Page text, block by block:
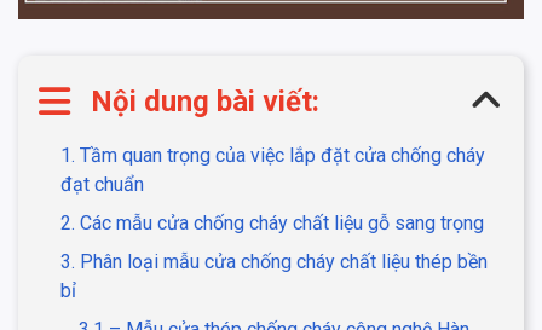
Nội dung bài viết:
1. Tầm quan trọng của việc lắp đặt cửa chống cháy
đạt chuẩn
2. Các mẫu cửa chống cháy chất liệu gỗ sang trọng
3. Phân loại mẫu cửa chống cháy chất liệu thép bền
bỉ